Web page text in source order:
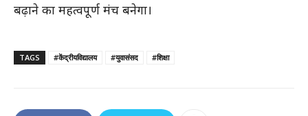
बढ़ाने का महत्वपूर्ण मंच बनेगा।
TAGS #केंद्रीयविद्यालय #युवासंसद #शिक्षा